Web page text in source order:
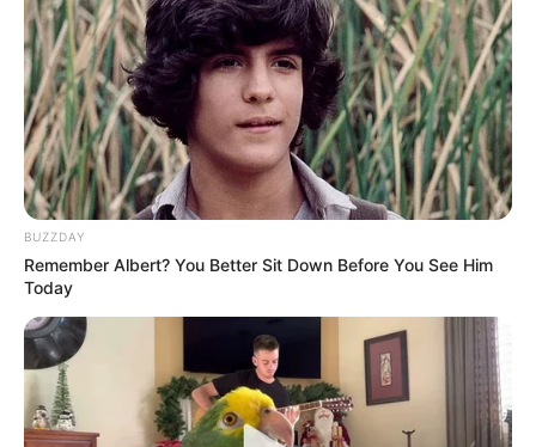
Επισκεφτείτετο κανάλι μου στο youtubeαν
ψάχνετε πραγματικά να βρείτε την αλήθεια… Η
Ενημέρωση που δεν θα ακούσετε ποτέ από τα
κυρίαρχα ΜΜΕ… Υποστηρίξτε αυτόν τον αγώνα με
την εγγραφή, τα κόσμια σχόλια και τα λάικ σας…
ΕΓΓΡΑΦΕΊΤΕ
ΑΚΟΛΟΥΘΉΣΤΕ
BUZZDAY
Remember Albert? You Better Sit Down Before You See Him
Today